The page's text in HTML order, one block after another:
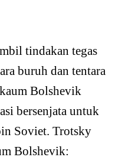
tindakan tegas
buruh dan tentara
Bolshevik
bersenjata untuk
Soviet. Trotsky
Bolshevik: